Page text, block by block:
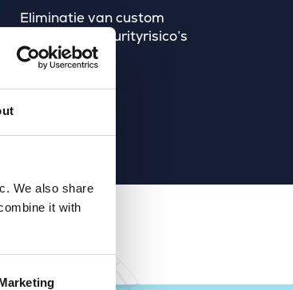
We also share
it with
Eliminatie van custom
scripts die securityrisico’s
veroorzaakten